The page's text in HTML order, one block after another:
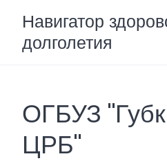
content
Навигатор
долголетия
ОГБУЗ
ЦРБ"